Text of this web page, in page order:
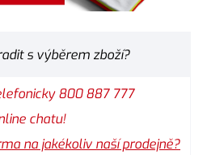
s výběrem zboží?
800 887 777
chatu!
na jakékoliv naší prodejně?